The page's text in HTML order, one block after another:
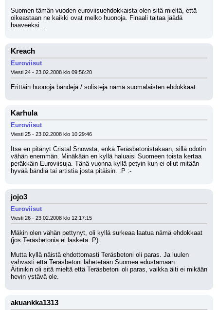
Suomen tämän vuoden euroviisuehdokkaista olen sitä mieltä, että
oikeastaan ne kaikki ovat melko huonoja. Finaali taitaa jäädä
haaveeksi...
Kreach
Euroviisut
Viesti 24 - 23.02.2008 klo 09:56:20
Erittäin huonoja bändejä / solisteja nämä suomalaisten ehdokkaat.
Karhula
Euroviisut
Viesti 25 - 23.02.2008 klo 10:29:46
Itse en pitänyt Cristal Snowsta, enkä Teräsbetonistakaan, sillä odotin
vähän enemmän. Minäkään en kyllä haluaisi Suomeen toista kertaa
peräkkäin Euroviisuja. Tänä vuonna kyllä petyin kun ei ollut mitään
hyvää bändiä tai artistia josta pitäisin. :P :-
jojo3
Euroviisut
Viesti 26 - 23.02.2008 klo 12:17:15
Mäkin olen vähän pettynyt, oli kyllä surkeaa laatua nämä ehdokkaat
(jos Teräsbetonia ei lasketa :P).
Mutta kyllä näistä ehdottomasti Teräsbetoni oli paras. Ja luulen
vahvasti että Teräsbetoni lähetetään Suomea edustamaan.
Äitinikin oli sitä mieltä että Teräsbetoni oli paras, vaikka äiti ei mikään
hevin ystävä ole.
akuankka1313